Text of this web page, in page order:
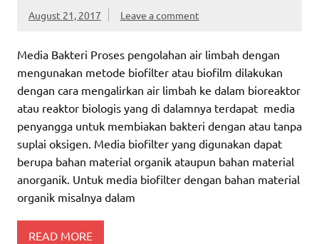
August 21, 2017 Leave a comment
Media Bakteri Proses pengolahan air limbah dengan
mengunakan metode biofilter atau biofilm dilakukan
dengan cara mengalirkan air limbah ke dalam bioreaktor
atau reaktor biologis yang di dalamnya terdapat media
penyangga untuk membiakan bakteri dengan atau tanpa
suplai oksigen. Media biofilter yang digunakan dapat
berupa bahan material organik ataupun bahan material
anorganik. Untuk media biofilter dengan bahan material
organik misalnya dalam
READ MORE